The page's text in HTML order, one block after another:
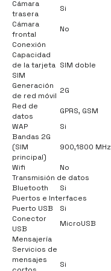
Cámara
trasera
Si
Cámara
frontal
No
Conexión
Capacidad
de la tarjeta
SIM
SIM doble
Generación
de red móvil
2G
Red de
datos
GPRS, GSM
WAP
Si
Bandas 2G
(SIM
principal)
900,1800 MHz
Wifi
No
Transmisión de datos
Bluetooth
Si
Puertos e Interfaces
Puerto USB
Si
Conector
USB
MicroUSB
Mensajería
Servicios de
mensajes
Si